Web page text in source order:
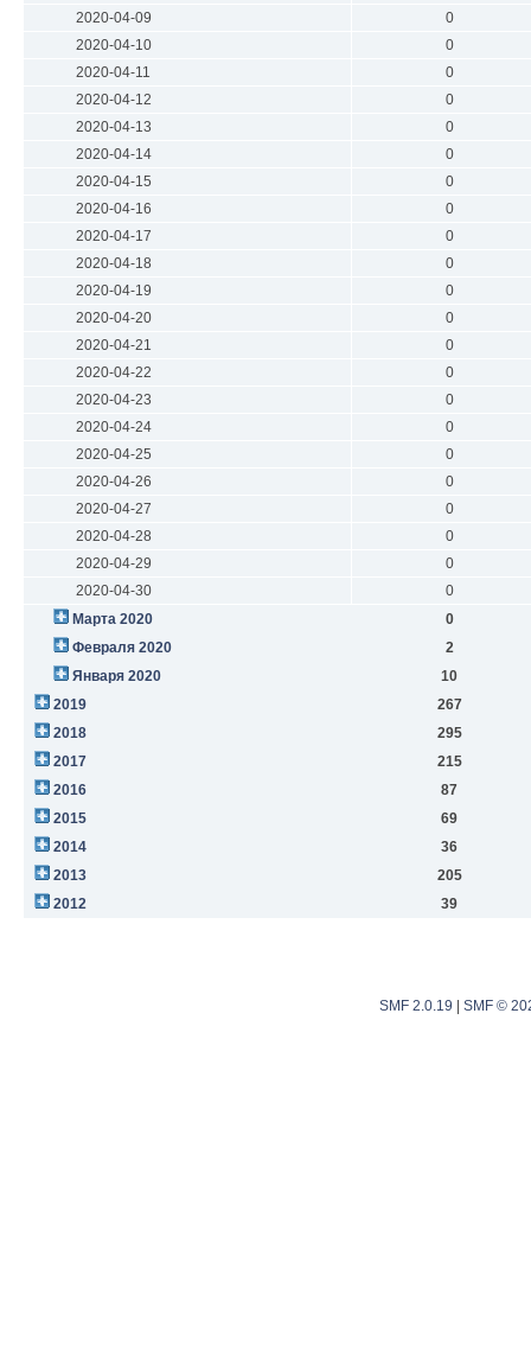
2020-04-09
0
2020-04-10
0
2020-04-11
0
2020-04-12
0
2020-04-13
0
2020-04-14
0
2020-04-15
0
2020-04-16
0
2020-04-17
0
2020-04-18
0
2020-04-19
0
2020-04-20
0
2020-04-21
0
2020-04-22
0
2020-04-23
0
2020-04-24
0
2020-04-25
0
2020-04-26
0
2020-04-27
0
2020-04-28
0
2020-04-29
0
2020-04-30
0
Марта 2020
0
Февраля 2020
2
Января 2020
10
2019
267
2018
295
2017
215
2016
87
2015
69
2014
36
2013
205
2012
39
SMF 2.0.19 SMF ©